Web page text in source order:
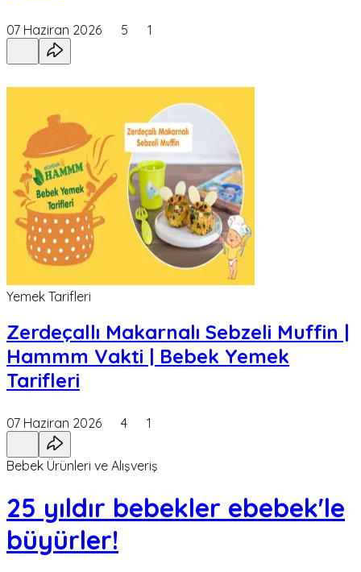
07 Haziran 2026 5 1
Yemek Tarifleri
Zerdeçallı Makarnalı Sebzeli Muffin |
Hammm Vakti | Bebek Yemek
Tarifleri
07 Haziran 2026 4 1
Bebek Ürünleri ve Alışveriş
25 yıldır bebekler ebebek'le
büyürler!